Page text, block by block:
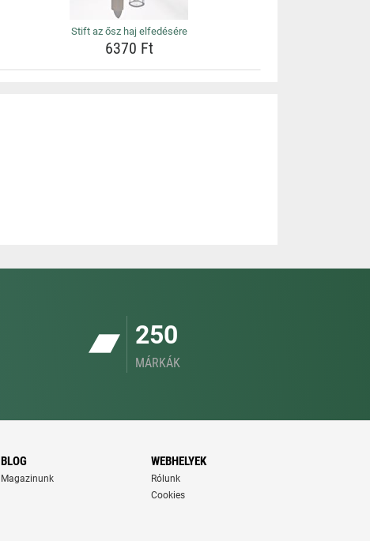
Stift az ősz haj elfedésére
6370 Ft
250
MÁRKÁK
BLOG
Magazinunk
WEBHELYEK
Rólunk
Cookies